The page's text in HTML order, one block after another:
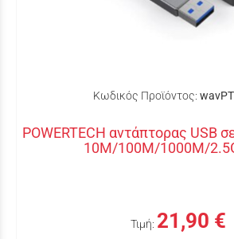
Κωδικός Προϊόντος:
POWERTECH αντάπτορας USB
10M/100M/1000M/
Τιμή: 21,90 €